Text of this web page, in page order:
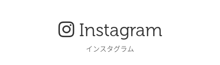
Instagram
インスタグラム